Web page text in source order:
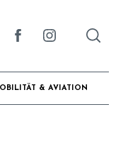
& AVIATION